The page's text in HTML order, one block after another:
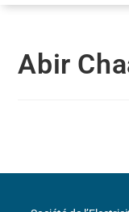
Abir